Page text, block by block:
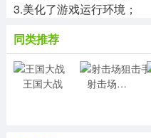
3.美化了游戏运行环境；
同类推荐
王国大战 射击场狙击手